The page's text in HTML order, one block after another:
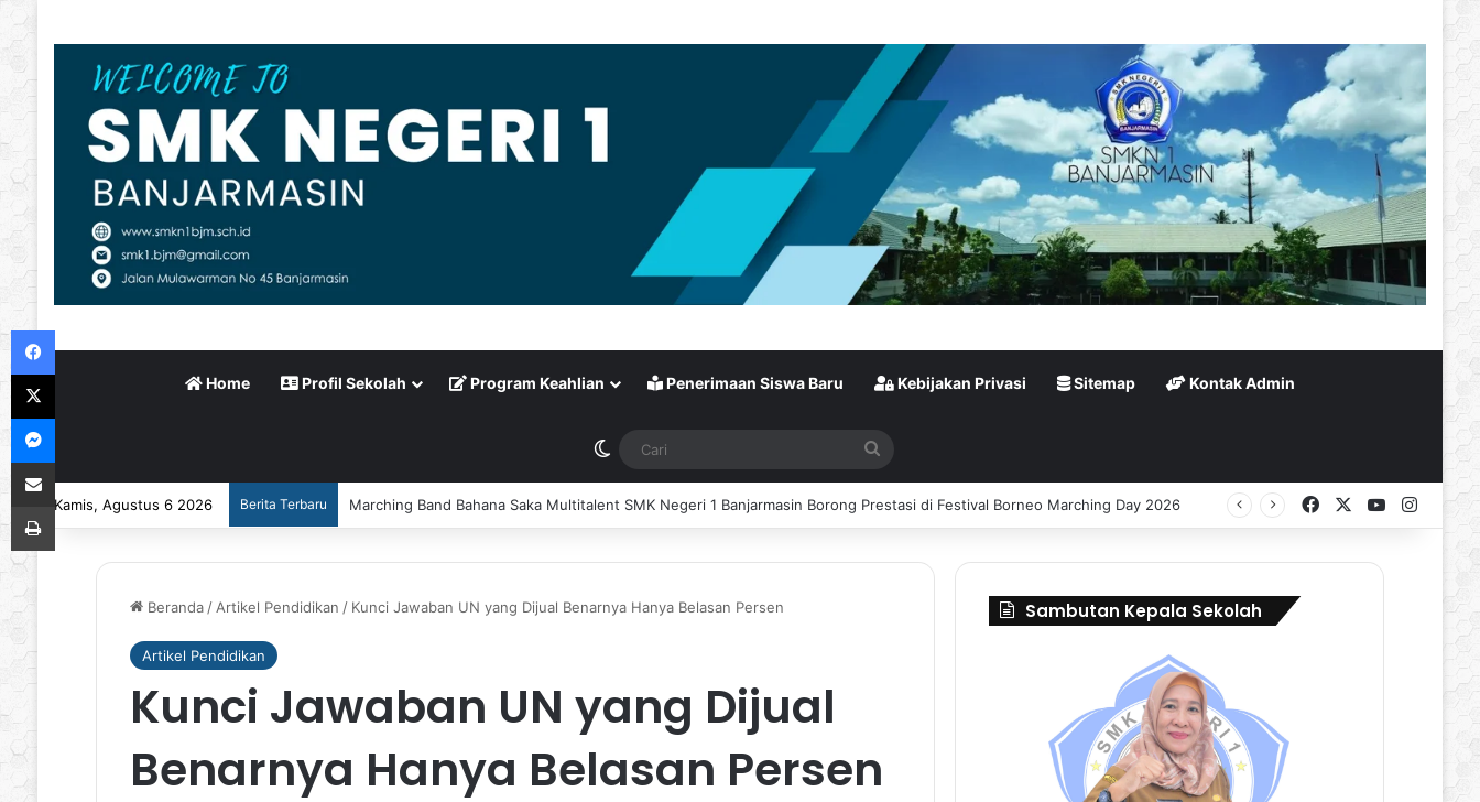
Home Profil Sekolah Program Keahlian Penerimaan Siswa Baru Kebijakan Privasi Sitemap Kontak Admin
Switch skin Cari
Kamis, Agustus 6 2026 Berita Terbaru Viyade Christy Silaen Raih Juara 3 FLS3N Tingkat Kota Banjarmasin Cabang Baca Puisi FacebookYouTube
Beranda / Artikel Pendidikan / Kunci Jawaban UN yang Dijual Benarnya Hanya Belasan Persen
Artikel Pendidikan
Kunci Jawaban UN yang Dijual
Benarnya Hanya Belasan Persen
Sambutan Kepala Sekolah
Facebook
X
Messenger
Bagikan via Email
Print